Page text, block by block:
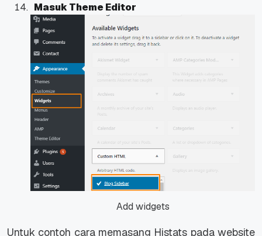
Masuk Theme Editor
Add widgets
Untuk contoh cara memasang Histats pada website